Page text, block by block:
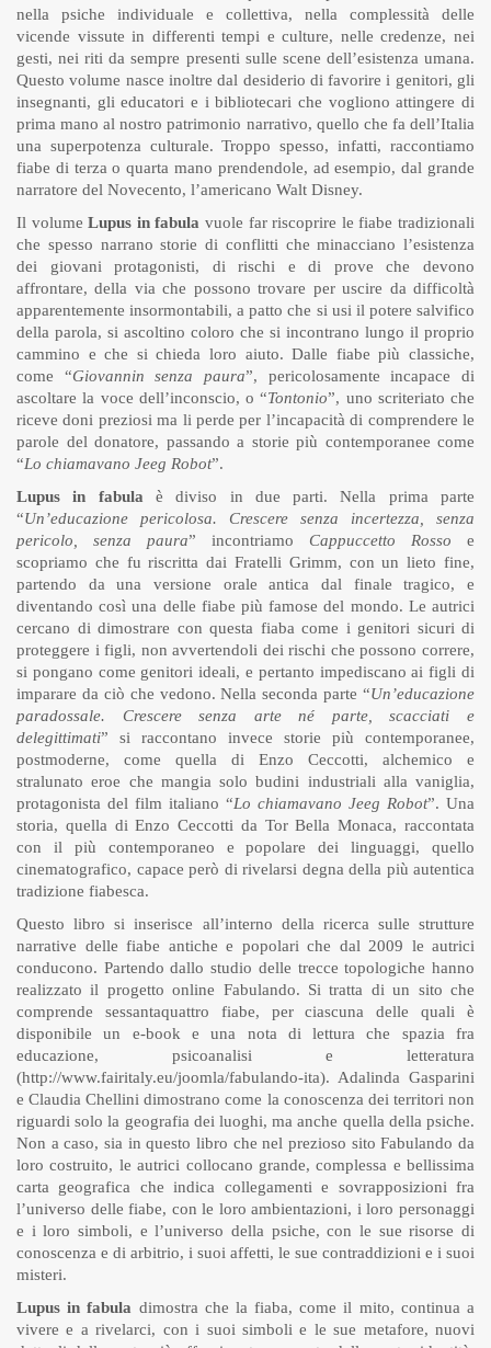
nella psiche individuale e collettiva, nella complessità delle
vicende vissute in differenti tempi e culture, nelle credenze, nei
gesti, nei riti da sempre presenti sulle scene dell’esistenza umana.
Questo volume nasce inoltre dal desiderio di favorire i genitori, gli
insegnanti, gli educatori e i bibliotecari che vogliono attingere di
prima mano al nostro patrimonio narrativo, quello che fa dell’Italia
una superpotenza culturale. Troppo spesso, infatti, raccontiamo
fiabe di terza o quarta mano prendendole, ad esempio, dal grande
narratore del Novecento, l’americano Walt Disney.
Il volumeLupus in fabula vuole far riscoprire le fiabe tradizionali
che spesso narrano storie di conflitti che minacciano l’esistenza
dei giovani protagonisti, di rischi e di prove che devono
affrontare, della via che possono trovare per uscire da difficoltà
apparentemente insormontabili, a patto che si usi il potere salvifico
della parola, si ascoltino coloro che si incontrano lungo il proprio
cammino e che si chieda loro aiuto. Dalle fiabe più classiche,
come “Giovannin senza paura”, pericolosamente incapace di
ascoltare la voce dell’inconscio, o “Tontonio”, uno scriteriato che
riceve doni preziosi ma li perde per l’incapacità di comprendere le
parole del donatore, passando a storie più contemporanee come
“Lo chiamavano Jeeg Robot”.
Lupus in fabula è diviso in due parti. Nella prima parte
“Un’educazione pericolosa. Crescere senza incertezza, senza
pericolo, senza paura” incontriamo Cappuccetto Rosso e
scopriamo che fu riscritta dai Fratelli Grimm, con un lieto fine,
partendo da una versione orale antica dal finale tragico, e
diventando così una delle fiabe più famose del mondo. Le autrici
cercano di dimostrare con questa fiaba come i genitori sicuri di
proteggere i figli, non avvertendoli dei rischi che possono correre,
si pongano come genitori ideali, e pertanto impediscano ai figli di
imparare da ciò che vedono. Nella seconda parte “Un’educazione
paradossale. Crescere senza arte né parte, scacciati e
delegittimati” si raccontano invece storie più contemporanee,
postmoderne, come quella di Enzo Ceccotti, alchemico e
stralunato eroe che mangia solo budini industriali alla vaniglia,
protagonista del film italiano “Lo chiamavano Jeeg Robot”. Una
storia, quella di Enzo Ceccotti da Tor Bella Monaca, raccontata
con il più contemporaneo e popolare dei linguaggi, quello
cinematografico, capace però di rivelarsi degna della più autentica
tradizione fiabesca.
Questo libro si inserisce all’interno della ricerca sulle strutture
narrative delle fiabe antiche e popolari che dal 2009 le autrici
conducono. Partendo dallo studio delle trecce topologiche hanno
realizzato il progetto online Fabulando. Si tratta di un sito che
comprende sessantaquattro fiabe, per ciascuna delle quali è
disponibile un e-book e una nota di lettura che spazia fra
educazione, psicoanalisi e letteratura
(http://www.fairitaly.eu/joomla/fabulando-ita). Adalinda Gasparini
e Claudia Chellini dimostrano come la conoscenza dei territori non
riguardi solo la geografia dei luoghi, ma anche quella della psiche.
Non a caso, sia in questo libro che nel prezioso sito Fabulando da
loro costruito, le autrici collocano grande, complessa e bellissima
carta geografica che indica collegamenti e sovrapposizioni fra
l’universo delle fiabe, con le loro ambientazioni, i loro personaggi
e i loro simboli, e l’universo della psiche, con le sue risorse di
conoscenza e di arbitrio, i suoi affetti, le sue contraddizioni e i suoi
misteri.
Lupus in fabula dimostra che la fiaba, come il mito, continua a
vivere e a rivelarci, con i suoi simboli e le sue metafore, nuovi